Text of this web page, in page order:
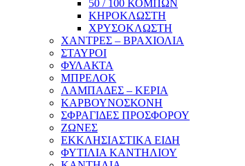
50 / 100 ΚΟΜΠΩΝ
ΚΗΡΟΚΛΩΣΤΗ
ΧΡΥΣΟΚΛΩΣΤΗ
ΧΑΝΤΡΕΣ – ΒΡΑΧΙΟΛΙΑ
ΣΤΑΥΡΟΙ
ΦΥΛΑΚΤΑ
ΜΠΡΕΛΟΚ
ΛΑΜΠΑΔΕΣ – ΚΕΡΙΑ
ΚΑΡΒΟΥΝΟΣΚΟΝΗ
ΣΦΡΑΓΙΔΕΣ ΠΡΟΣΦΟΡΟΥ
ΖΩΝΕΣ
ΕΚΚΛΗΣΙΑΣΤΙΚΑ ΕΙΔΗ
ΦΥΤΙΛΙΑ ΚΑΝΤΗΛΙΟΥ